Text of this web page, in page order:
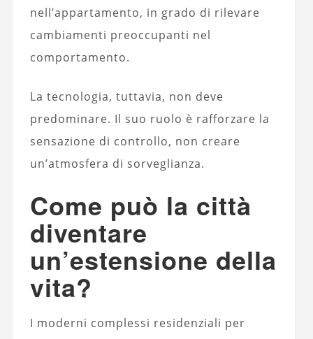
nell’appartamento, in grado di rilevare
cambiamenti preoccupanti nel
comportamento.
La tecnologia, tuttavia, non deve
predominare. Il suo ruolo è rafforzare la
sensazione di controllo, non creare
un’atmosfera di sorveglianza.
Come può la città
diventare
un’estensione della
vita?
I moderni complessi residenziali per